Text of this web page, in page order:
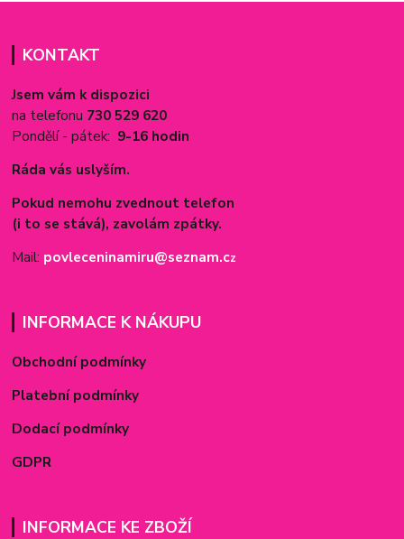
KONTAKT
Jsem vám k dispozici
na telefonu 730 529 620
Pondělí - pátek: 9-16 hodin
Ráda vás uslyším.
Pokud nemohu zvednout telefon
(i to se stává), zavolám zpátky.
Mail: povleceninamiru@seznam.cz
INFORMACE K NÁKUPU
Obchodní podmínky
Platební podmínky
Dodací podmínky
GDPR
INFORMACE KE ZBOŽÍ